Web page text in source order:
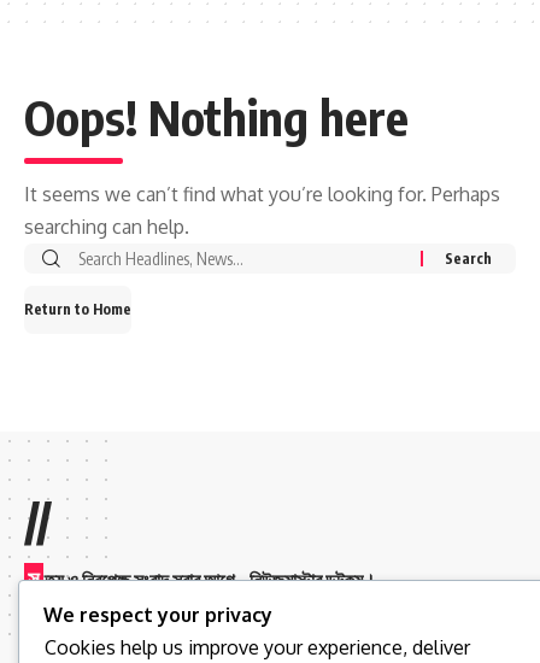
Oops! Nothing here
It seems we can’t find what you’re looking for. Perhaps
searching can help.
Return to Home
//
স ত্য ও নিরপেক্ষ সংবাদ সবার আগে – নিউজমাস্টার ডটকম।
We respect your privacy
Cookies help us improve your experience, deliver